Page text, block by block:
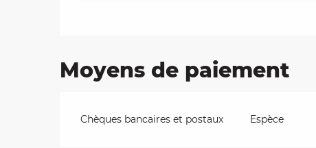
Moyens de paiement
Chèques bancaires et postaux Espèce